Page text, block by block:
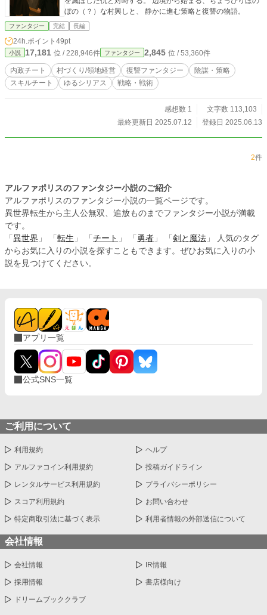
ぼの（？）な村興しと、 静かに進む策略と復讐の物語。
ファンタジー 完結 長編
24h.ポイント 49pt
小説 17,181 位 / 228,946件 ファンタジー 2,845 位 / 53,360件
内政チート 村づくり/領地経営 復讐ファンタジー
陰謀・策略
スキルチート
ゆるシリアス 戦略・戦術
感想数 1
文字数 113,103
最終更新日 2025.07.12
登録日 2025.06.13
2件
アルファポリスのファンタジー小説のご紹介
アルファポリスのファンタジー小説の一覧ページです。
異世界転生から主人公無双、追放ものまでファンタジー小説が満載
です。
「 異世界 」 「 転生 」 「 チート 」 「 勇者 」 「 剣と魔法 」 人気のタグ
からお気に入りの小説を探すこともできます。ぜひお気に入りの小
説を見つけてください。
アプリ一覧
公式SNS一覧
ご利用について
利用規約 ヘルプ
アルファコイン利用規約 投稿ガイドライン
レンタルサービス利用規約 プライバシーポリシー
スコア利用規約 お問い合わせ
特定商取引法に基づく表示 利用者情報の外部送信について
会社情報
会社情報 IR情報
採用情報 書店様向け
ドリームブッククラブ